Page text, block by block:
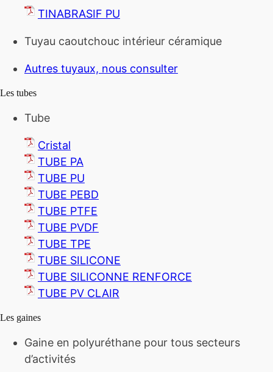
TINABRASIF PU
Tuyau caoutchouc intérieur céramique
Autres tuyaux, nous consulter
Les tubes
Tube
Cristal
TUBE PA
TUBE PU
TUBE PEBD
TUBE PTFE
TUBE PVDF
TUBE TPE
TUBE SILICONE
TUBE SILICONNE RENFORCE
TUBE PV CLAIR
Les gaines
Gaine en polyuréthane pour tous secteurs
d’activités